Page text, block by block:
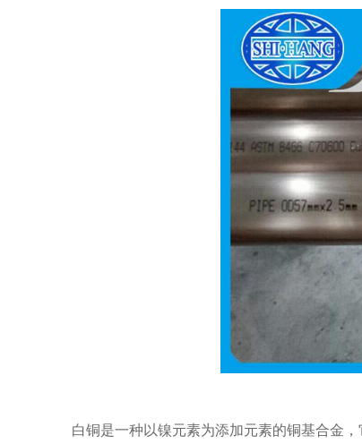
白铜是一种以镍元素为添加元素的铜基合金